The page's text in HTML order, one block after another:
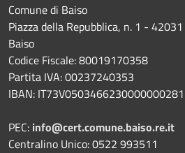
Comune di Baiso
Piazza della Repubblica, n. 1 -
Baiso
Codice Fiscale: 80019170358
Partita IVA: 00237240353
IBAN:
PEC: info@cert.comune.baiso.re.it
Centralino Unico: 0522 993511